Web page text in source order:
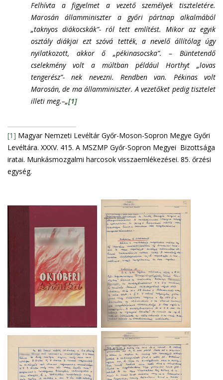
Felhívta a figyelmet a vezető személyek tiszteletére.
Marosán államminiszter a győri pártnap alkalmából
„taknyos diákocskák”- ról tett említést. Mikor az egyik
osztály diákjai ezt szóvá tették, a nevelő állítólag úgy
nyilatkozott, akkor ő „pékinasocska”. – Büntetendő
cselekmény volt a múltban például Horthyt „lovas
tengerész”- nek nevezni. Rendben van. Pékinas volt
Marosán, de ma államminiszter. A vezetőket pedig tisztelet
illeti meg.–„[1]
[1] Magyar Nemzeti Levéltár Győr-Moson-Sopron Megye Győri
Levéltára. XXXV. 415. A MSZMP Győr-Sopron Megyei Bizottsága
iratai. Munkásmozgalmi harcosok visszaemlékezései. 85. őrzési
egység.